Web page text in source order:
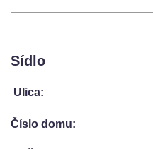
Sídlo
Ulica: kpt.
Číslo domu: